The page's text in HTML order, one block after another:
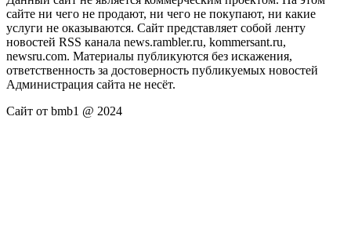
сайте ни чего не продают, ни чего не покупают, ни какие
услуги не оказываются. Сайт представляет собой ленту
новостей RSS канала news.rambler.ru, kommersant.ru,
newsru.com. Материалы публикуются без искажения,
ответственность за достоверность публикуемых новостей
Администрация сайта не несёт.
Сайт от bmb1 @ 2024